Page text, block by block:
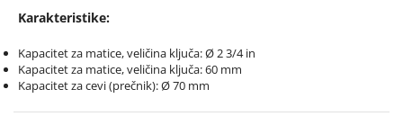
Karakteristike:
Kapacitet za matice, veličina ključa: Ø 2 3/4 in
Kapacitet za matice, veličina ključa: 60 mm
Kapacitet za cevi (prečnik): Ø 70 mm